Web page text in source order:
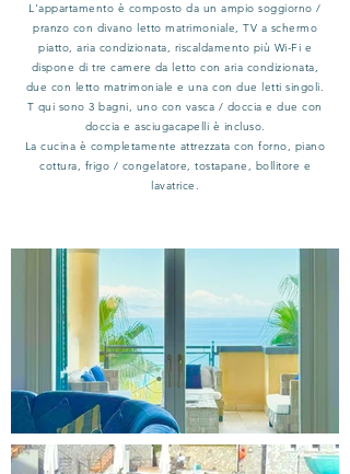
L'appartamento è composto da un ampio soggiorno /
pranzo con divano letto matrimoniale, TV a schermo
piatto, aria condizionata, riscaldamento più Wi-Fi e
dispone di tre camere da letto con aria condizionata,
due con letto matrimoniale e una con due letti singoli.
T qui sono 3 bagni, uno con vasca / doccia e due con
doccia e asciugacapelli è incluso.
La cucina è completamente attrezzata con forno, piano
cottura, frigo / congelatore, tostapane, bollitore e
lavatrice.